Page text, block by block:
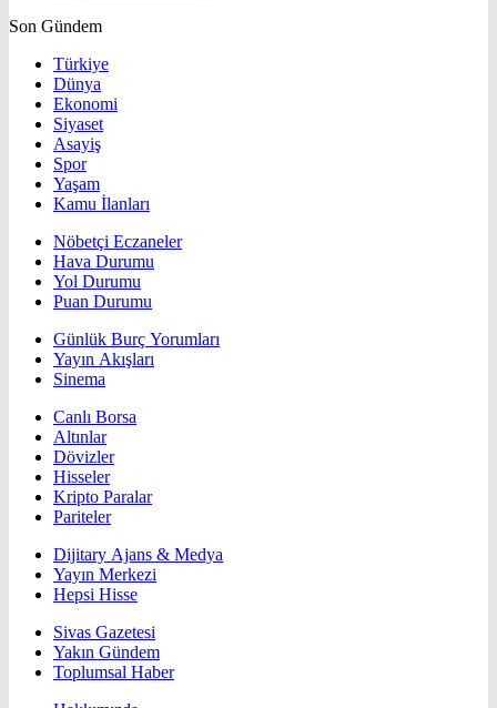
Son Gündem
Türkiye
Dünya
Ekonomi
Siyaset
Asayiş
Spor
Yaşam
Kamu İlanları
Nöbetçi Eczaneler
Hava Durumu
Yol Durumu
Puan Durumu
Günlük Burç Yorumları
Yayın Akışları
Sinema
Canlı Borsa
Altınlar
Dövizler
Hisseler
Kripto Paralar
Pariteler
Dijitary Ajans & Medya
Yayın Merkezi
Hepsi Hisse
Sivas Gazetesi
Yakın Gündem
Toplumsal Haber